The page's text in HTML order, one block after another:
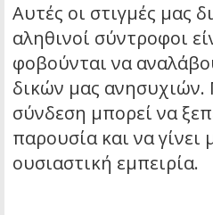
Αυτές οι στιγμές μας
αληθινοί σύντροφοι
φοβούνται να
δικών μας ανησυχιών.
σύνδεση μπορεί να
παρουσία και να γίνει
ουσιαστική εμπειρία.